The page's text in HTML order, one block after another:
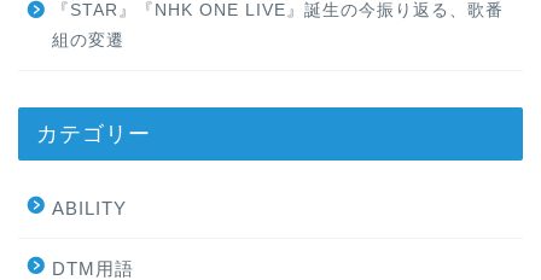
『STAR』『NHK ONE LIVE』誕生の今振り返る、歌番
組の変遷
カテゴリー
ABILITY
DTM用語